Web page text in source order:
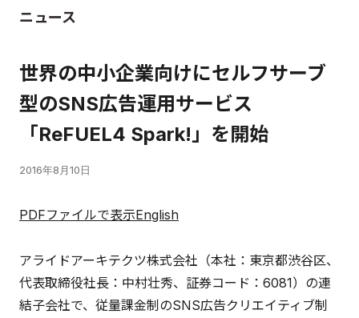
ニュース
世界の中小企業向けにセルフサーブ
型のSNS広告運用サービス
「ReFUEL4 Spark!」を開始
2016年8月10日
PDFファイルで表示English
アライドアーキテクツ株式会社（本社：東京都渋谷区、
代表取締役社長：中村壮秀、証券コード：6081）の連
結子会社で、従量課金制のSNS広告クリエイティブ制